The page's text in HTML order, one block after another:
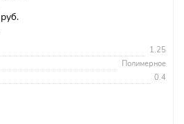
руб.
1.25
Полимерное
0.4